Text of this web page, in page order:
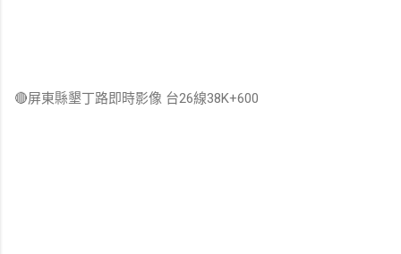
🔴屏東縣墾丁路即時影像 台26線38K+600